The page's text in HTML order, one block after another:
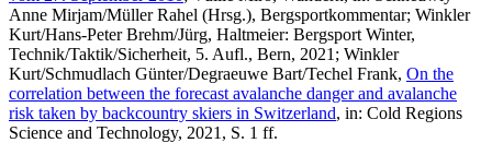
Anne Mirjam/Müller Rahel (Hrsg.), Bergsportkommentar; Winkler
Kurt/Hans-Peter Brehm/Jürg, Haltmeier: Bergsport Winter,
Technik/Taktik/Sicherheit, 5. Aufl., Bern, 2021; Winkler
Kurt/Schmudlach Günter/Degraeuwe Bart/Techel Frank, On the
correlation between the forecast avalanche danger and avalanche
risk taken by backcountry skiers in Switzerland, in: Cold Regions
Science and Technology, 2021, S. 1 ff.